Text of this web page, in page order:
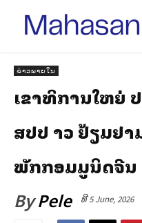
ຂ່າວພາຍໃນ
ເລຂາທິການໃຫ
ສປປ ລາວ ຢ້ຽມຢ
ພັກກອມມູນິດຈີນ
ByPele ທີ 5 June, 2026